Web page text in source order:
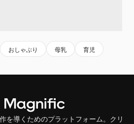
おしゃぶり 母乳 育児
を導くためのプラットフォーム。クリ